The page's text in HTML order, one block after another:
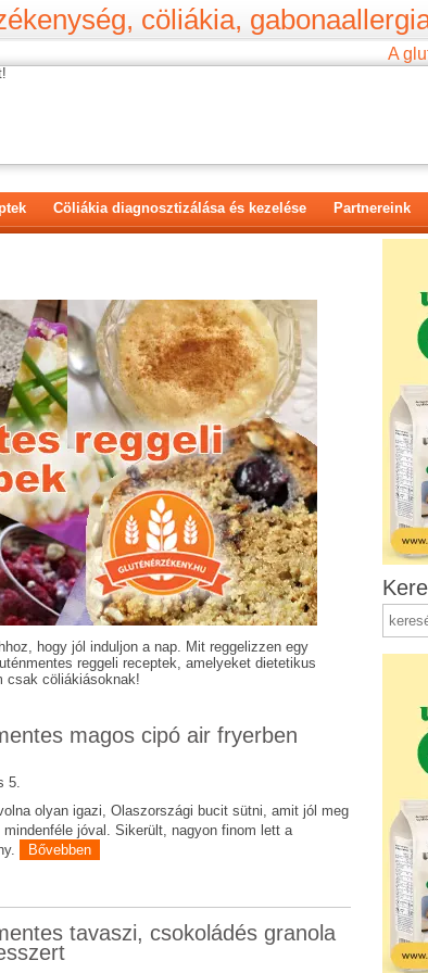
cöliákia,
A
Cöliákia diagnosztizálása és kezelése Partnereink
hogy jól induljon a nap. Mit reggelizzen egy
reggeli receptek, amelyeket dietetikus
csak cöliákiásoknak!
magos cipó air fryerben
5.
olyan igazi, Olaszországi bucit sütni, amit jól meg
mindenféle jóval. Sikerült, nagyon finom lett a
Bővebben
tavaszi, csokoládés granola